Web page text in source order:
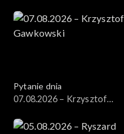
Pytanie dnia
07.08.2026 – Krzysztof